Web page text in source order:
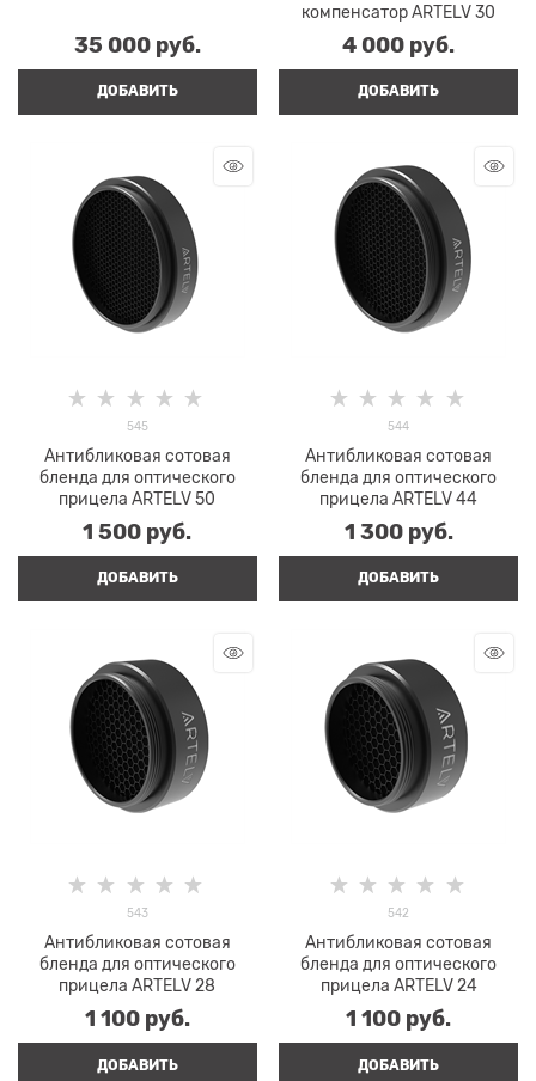
35 000 руб.
ДОБАВИТЬ
компенсатор ARTELV 30
4 000 руб.
ДОБАВИТЬ
545
Антибликовая сотовая
бленда для оптического
прицела ARTELV 50
1 500 руб.
ДОБАВИТЬ
544
Антибликовая сотовая
бленда для оптического
прицела ARTELV 44
1 300 руб.
ДОБАВИТЬ
543
Антибликовая сотовая
бленда для оптического
прицела ARTELV 28
1 100 руб.
ДОБАВИТЬ
542
Антибликовая сотовая
бленда для оптического
прицела ARTELV 24
1 100 руб.
ДОБАВИТЬ